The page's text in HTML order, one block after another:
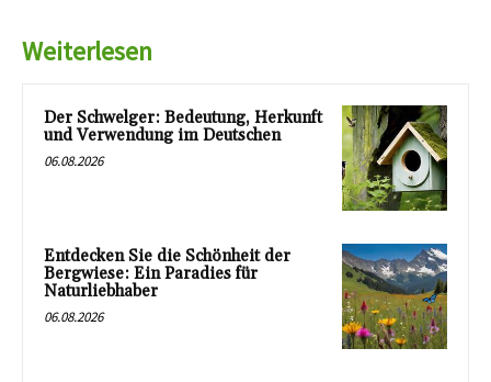
Weiterlesen
Der Schwelger: Bedeutung, Herkunft
und Verwendung im Deutschen
06.08.2026
Entdecken Sie die Schönheit der
Bergwiese: Ein Paradies für
Naturliebhaber
06.08.2026